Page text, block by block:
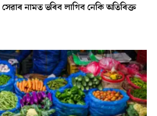
নামত ভৰিব লাগিব নেকি অতিৰিক্ত